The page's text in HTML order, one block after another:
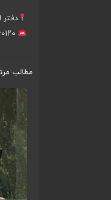
دفتر
مطالب